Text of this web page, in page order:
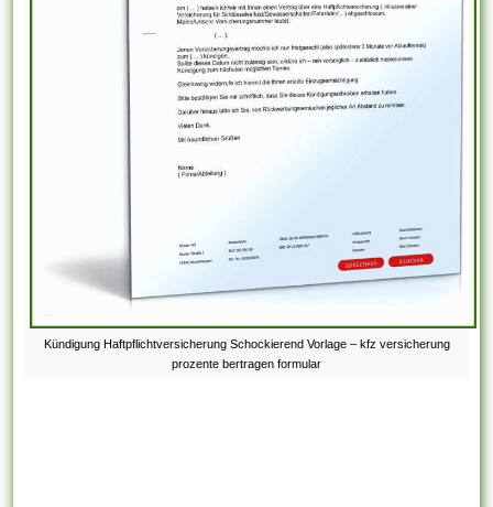
Kündigung Haftpflichtversicherung Schockierend Vorlage – kfz versicherung
prozente bertragen formular